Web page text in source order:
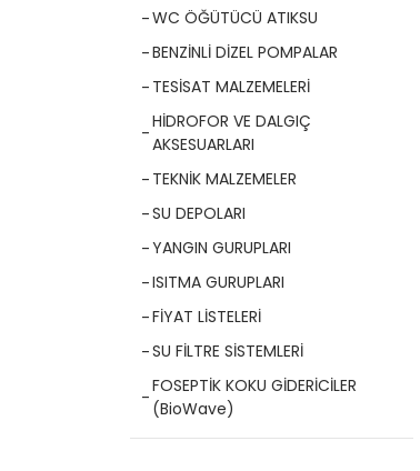
WC ÖĞÜTÜCÜ ATIKSU
BENZİNLİ DİZEL POMPALAR
TESİSAT MALZEMELERİ
HİDROFOR VE DALGIÇ
AKSESUARLARI
TEKNİK MALZEMELER
SU DEPOLARI
YANGIN GURUPLARI
ISITMA GURUPLARI
FİYAT LİSTELERİ
SU FİLTRE SİSTEMLERİ
FOSEPTİK KOKU GİDERİCİLER
(BioWave)